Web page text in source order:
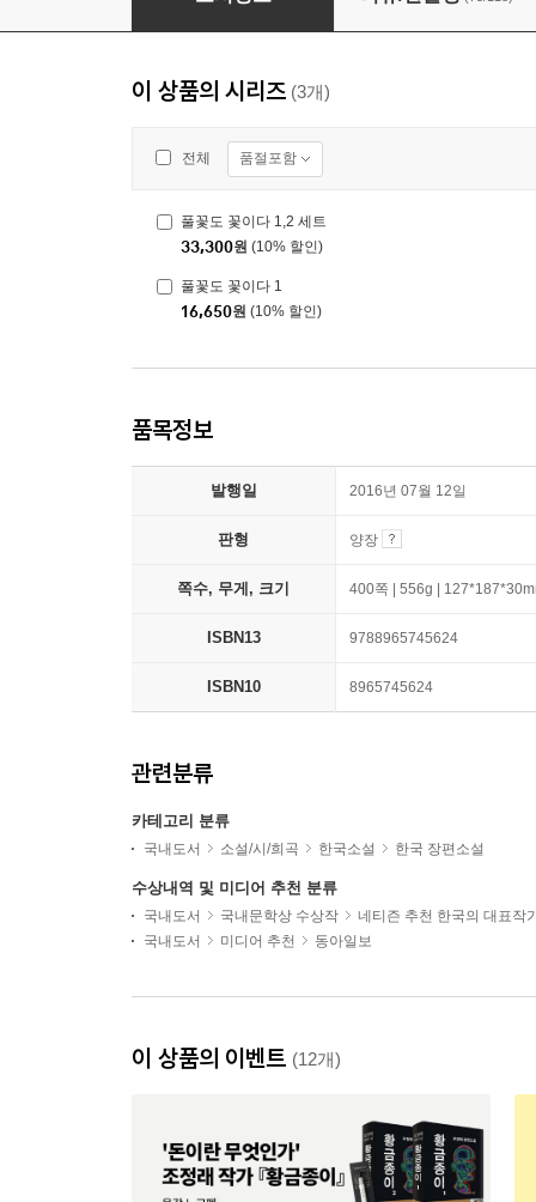
이 상품의 시리즈 (3개)
전체 품절포함
풀꽃도 꽃이다 1,2 세트
33,300원 (10% 할인)
풀꽃도 꽃이다 1
16,650원 (10% 할인)
품목정보
발행일 2016년 07월 12일
판형 양장
쪽수, 무게, 크기 400쪽 | 556g |
ISBN13 9788965745624
ISBN10 8965745624
관련분류
카테고리 분류
국내도서 소설/시/희곡 한국소설 한국 장편소설
수상내역 및 미디어 추천 분류
국내도서 국내문학상 수상작
네티즌 추천 한국의 대표작
국내도서
미디어 추천 동아일보
이 상품의 이벤트 (12개)